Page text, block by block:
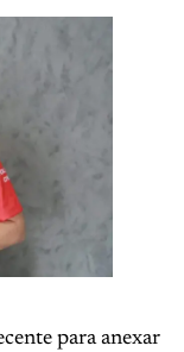
para anexar